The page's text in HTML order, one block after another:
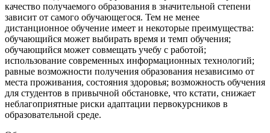
качество получаемого образования в значительной степени
зависит от самого обучающегося. Тем не менее
дистанционное обучение имеет и некоторые преимущества:
обучающийся может выбирать время и темп обучения;
обучающийся может совмещать учебу с работой;
использование современных информационных технологий;
равные возможности получения образования независимо от
места проживания, состояния здоровья; возможность обучения
для студентов в привычной обстановке, что кстати, снижает
неблагоприятные риски адаптации первокурсников в
образовательной среде.